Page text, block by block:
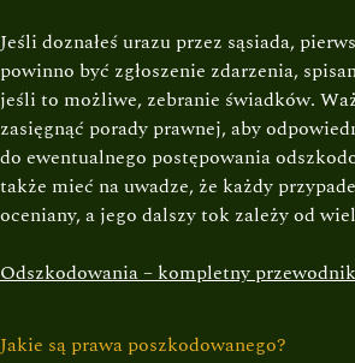
Jeśli doznałeś urazu przez sąsiada,
powinno być zgłoszenie zdarzenia,
jeśli to możliwe, zebranie świadków.
zasięgnąć porady prawnej, aby
do ewentualnego postępowania
także mieć na uwadze, że każdy
oceniany, a jego dalszy tok zależy od
Odszkodowania – kompletny przewodnik
Jakie są prawa poszkodowanego?